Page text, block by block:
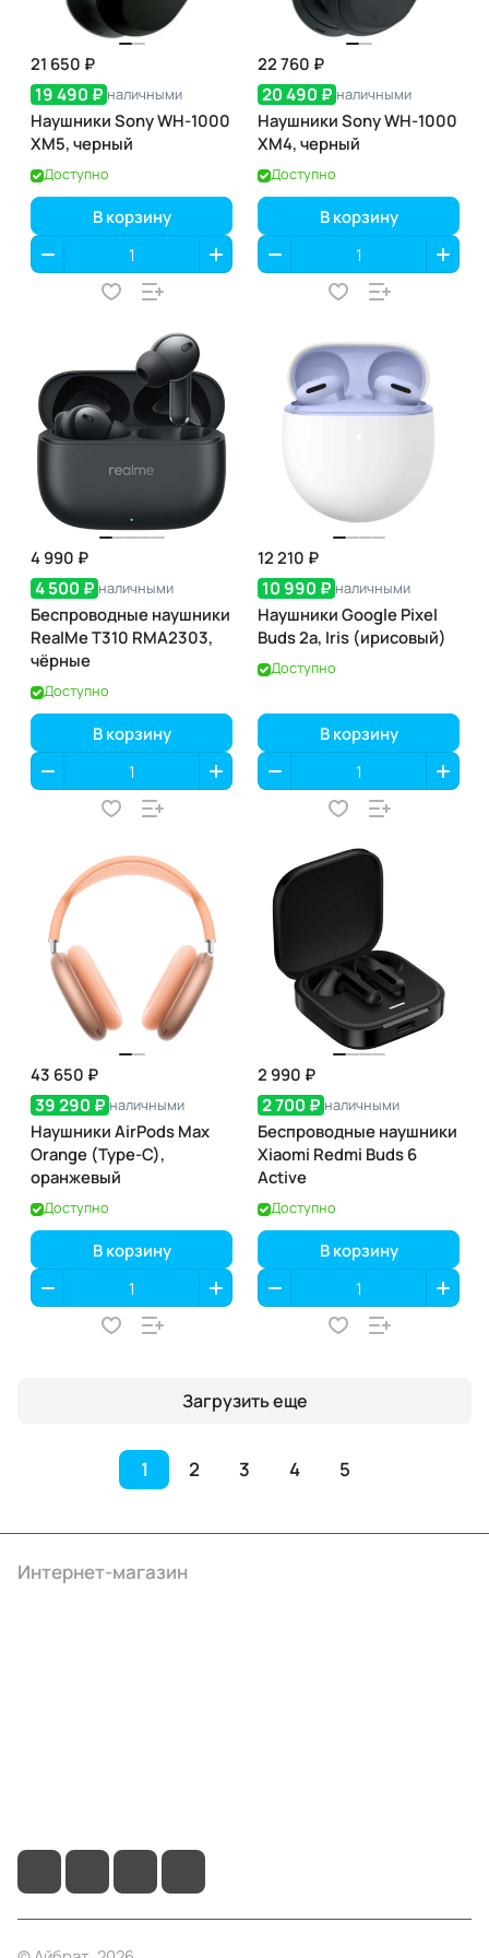
21 650 ₽
19 490 ₽ наличными
Наушники Sony WH-1000
XM5, черный
Доступно
В корзину
22 760 ₽
20 490 ₽ наличными
Наушники Sony WH-1000
XM4, черный
Доступно
В корзину
4 990 ₽
4 500 ₽ наличными
Беспроводные наушники
RealMe T310 RMA2303,
чёрные
Доступно
В корзину
12 210 ₽
10 990 ₽ наличными
Наушники Google Pixel
Buds 2a, Iris (ирисовый)
Доступно
В корзину
43 650 ₽
39 290 ₽ наличными
Наушники AirPods Max
Orange (Type-C),
оранжевый
Доступно
В корзину
2 990 ₽
2 700 ₽ наличными
Беспроводные наушники
Xiaomi Redmi Buds 6
Active
Доступно
В корзину
Загрузить еще
1 2 3 4 5
Интернет-магазин